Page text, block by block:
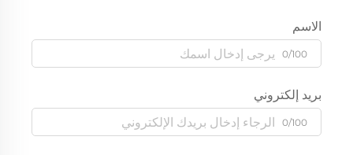
الاسم
0/100
بريد إلكتروني
0/100